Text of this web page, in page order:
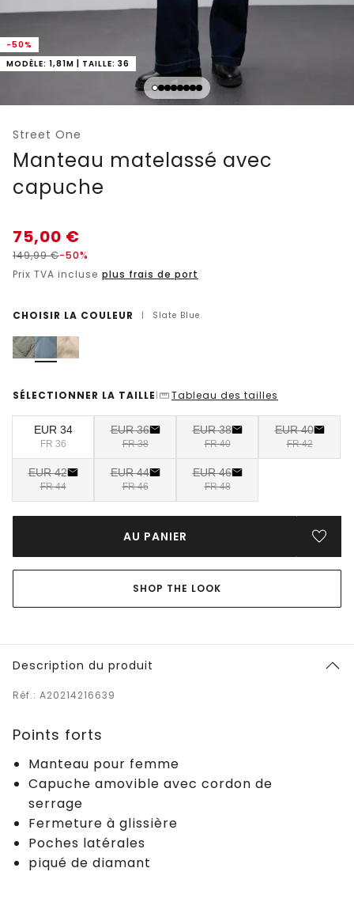
-50%
MODÈLE: 1,81M | TAILLE: 36
Street One
Manteau matelassé avec
capuche
75,00 €
149,99€-50%
Prix TVA incluse plus frais de port
CHOISIR LA COULEUR | Slate Blue
SÉLECTIONNER LA TAILLE | Tableau des tailles
EUR 34
FR 36
EUR 36
FR 38
EUR 38
FR 40
EUR 40
FR 42
EUR 42
FR 44
EUR 44
FR 46
EUR 46
FR 48
AU PANIER
SHOP THE LOOK
Description du produit
Réf.: A20214216639
Points forts
Manteau pour femme
Capuche amovible avec cordon de
serrage
Fermeture à glissière
Poches latérales
piqué de diamant